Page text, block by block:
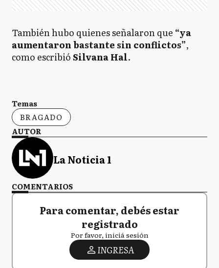
También hubo quienes señalaron que “ya
aumentaron bastante sin conflictos”,
como escribióSilvana Hal.
Temas
BRAGADO
AUTOR
La Noticia 1
COMENTARIOS
Para comentar, debés estar
registrado
Por favor, iniciá sesión
INGRESA